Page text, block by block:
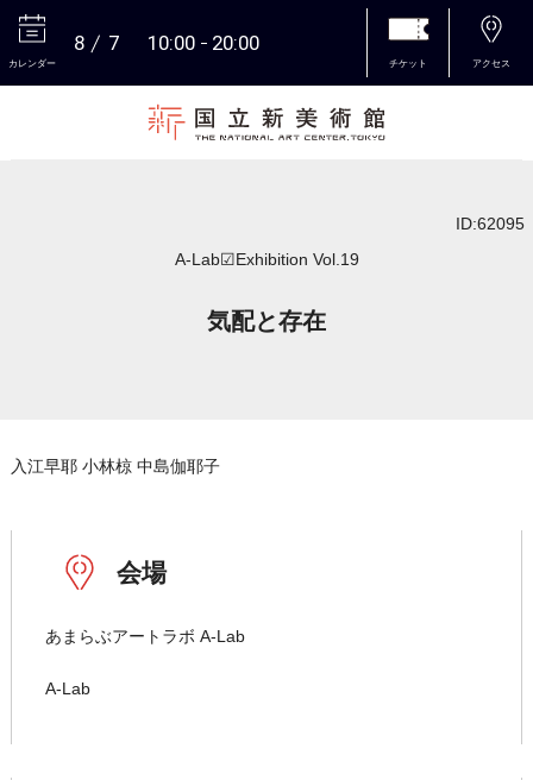
カレンダー
8 7 10:00 20:00
チケット アクセス
ID:62095
A-Lab☑Exhibition Vol.19
気配と存在
入江早耶 小林椋 中島伽耶子
会場
あまらぶアートラボ A-Lab
A-Lab